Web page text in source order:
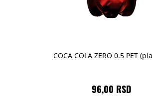
COCA COLA ZERO 0.5 PET
96,00 RSD